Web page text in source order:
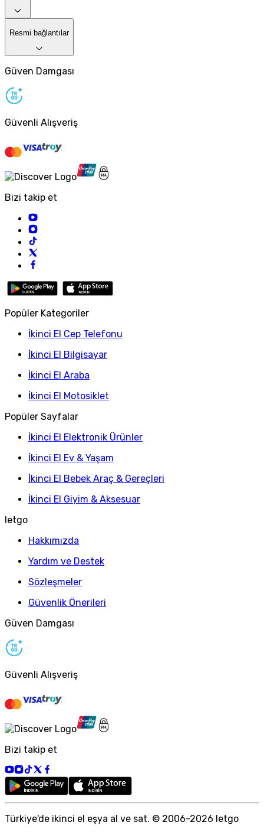
Resmi bağlantılar
Güven Damgası
Güvenli Alışveriş
Bizi takip et
Popüler Kategoriler
İkinci El Cep Telefonu
İkinci El Bilgisayar
İkinci El Araba
İkinci El Motosiklet
Popüler Sayfalar
İkinci El Elektronik Ürünler
İkinci El Ev & Yaşam
İkinci El Bebek Araç & Gereçleri
İkinci El Giyim & Aksesuar
letgo
Hakkımızda
Yardım ve Destek
Sözleşmeler
Güvenlik Önerileri
Güven Damgası
Güvenli Alışveriş
Bizi takip et
Türkiye'de ikinci el eşya al ve sat. © 2006-2026 letgo